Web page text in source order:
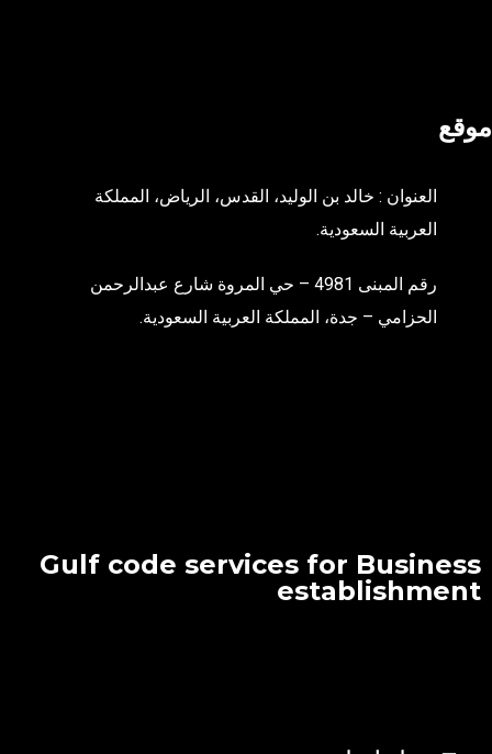
موقع
العنوان : خالد بن الوليد، القدس، الرياض، المملكة
العربية السعودية.
رقم المبنى 4981 – حي المروة شارع عبدالرحمن
الحزامي – جدة، المملكة العربية السعودية.
Gulf code services for Business
establishment